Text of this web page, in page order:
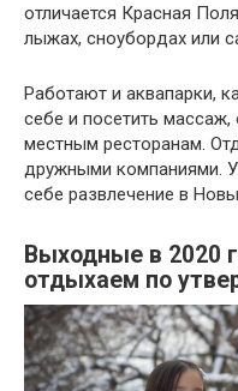
отличается Красная
лыжах, сноубордах или
Работают и аквапарки,
себе и посетить массаж,
местным ресторанам.
дружными компаниями.
себе развлечение в
Выходные в 2020
отдыхаем по